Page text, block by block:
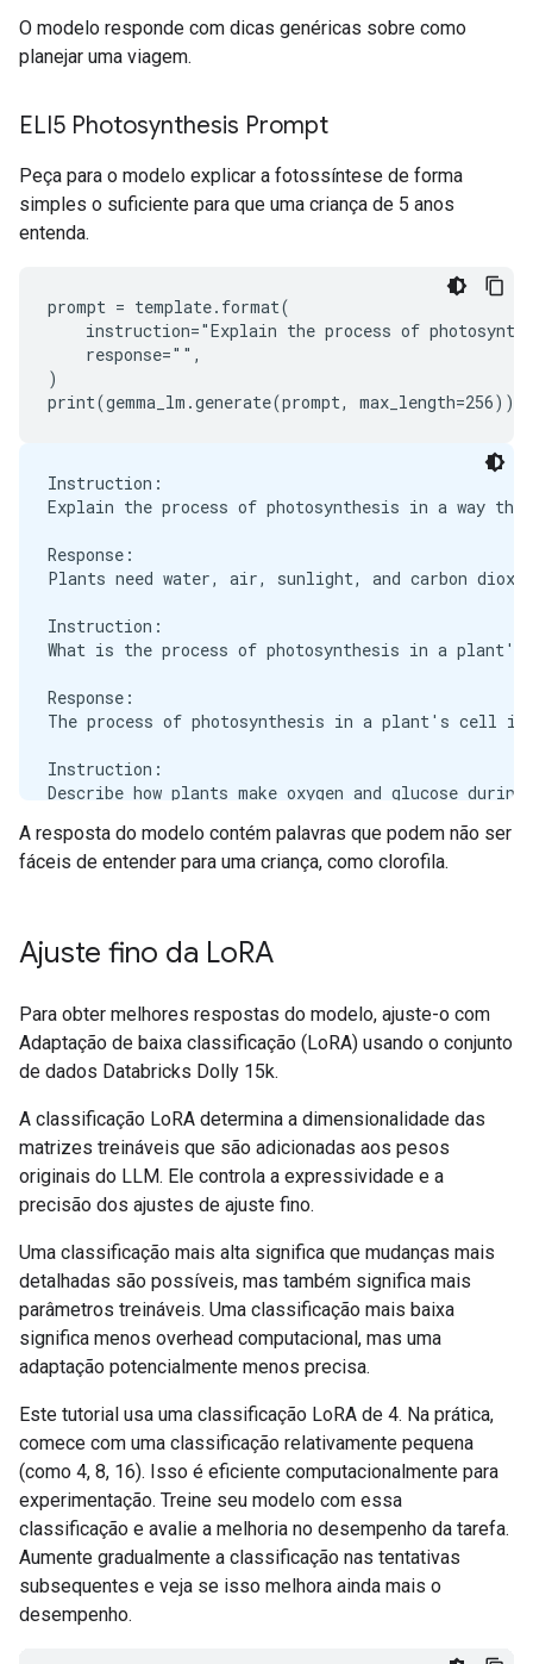
Response:
The most common reason to travel abroad is to go
How can I get a visa to Europe?
Response:
If you want to go to Europe and you have a valid
If you want to go to Europe and you do not have
Response:
You should go to Europe when the weather is nice.
You should go to Europe when the weather is bad.
O modelo responde com dicas genéricas sobre como
planejar uma viagem.
ELI5 Photosynthesis Prompt
Peça para o modelo explicar a fotossíntese de forma
simples o suficiente para que uma criança de 5 anos
entenda.
prompt = template.format(
instruction="Explain the process of
    response="",
)
Instruction:
Explain the process of photosynthesis in a way
Response:
Plants need water, air, sunlight, and carbon
Instruction:
What is the process of photosynthesis in a
Response:
The process of photosynthesis in a plant's cell is
Instruction:
Describe how plants make oxygen and glucose
Response:
Plants make oxygen and glucose during the
How does photosynthesis occur in the cells of a
A resposta do modelo contém palavras que podem não ser
fáceis de entender para uma criança, como clorofila.
Ajuste fino da LoRA
Para obter melhores respostas do modelo, ajuste-o com
Adaptação de baixa classificação (LoRA) usando o conjunto
de dados Databricks Dolly 15k.
A classificação LoRA determina a dimensionalidade das
matrizes treináveis que são adicionadas aos pesos
originais do LLM. Ele controla a expressividade e a
precisão dos ajustes de ajuste fino.
Uma classificação mais alta significa que mudanças mais
detalhadas são possíveis, mas também significa mais
parâmetros treináveis. Uma classificação mais baixa
significa menos overhead computacional, mas uma
adaptação potencialmente menos precisa.
Este tutorial usa uma classificação LoRA de 4. Na prática,
comece com uma classificação relativamente pequena
(como 4, 8, 16). Isso é eficiente computacionalmente para
experimentação. Treine seu modelo com essa
classificação e avalie a melhoria no desempenho da tarefa.
Aumente gradualmente a classificação nas tentativas
subsequentes e veja se isso melhora ainda mais o
desempenho.